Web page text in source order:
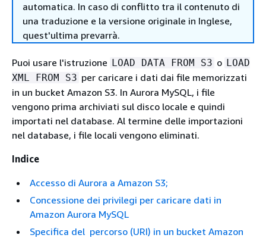
automatica. In caso di conflitto tra il contenuto di
una traduzione e la versione originale in Inglese,
quest'ultima prevarrà.
Puoi usare l'istruzione LOAD DATA FROM S3 o LOAD
XML FROM S3 per caricare i dati dai file memorizzati
in un bucket Amazon S3. In Aurora MySQL, i file
vengono prima archiviati sul disco locale e quindi
importati nel database. Al termine delle importazioni
nel database, i file locali vengono eliminati.
Indice
Accesso di Aurora a Amazon S3;
Concessione dei privilegi per caricare dati in
Amazon Aurora MySQL
Specifica del percorso (URI) in un bucket Amazon